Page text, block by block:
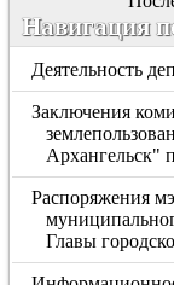
Навигация
Деятельность
Заключения
Архангельск"
Распоряжения
Главы